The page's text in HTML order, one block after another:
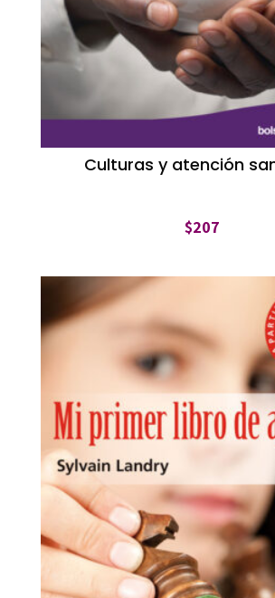
Culturas y atención
$207